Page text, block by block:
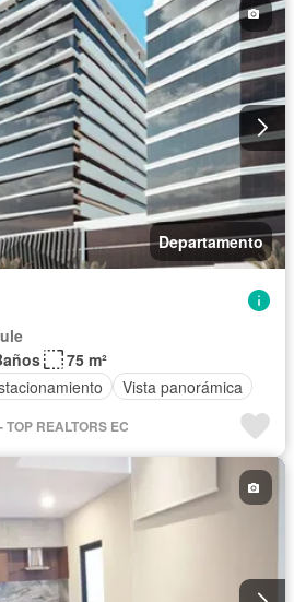
Departamento
75 m²
Vista panorámica
REALTORS EC